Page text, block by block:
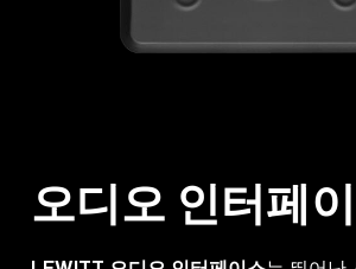
오디오 인터페